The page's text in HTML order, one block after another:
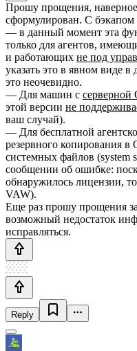
Прошу прощения,
сформулирован. С бэкапом
— в данный момент эта
только для агентов,
и работающих не под
указать это в явном виде
это неочевидно.
— Для машин с серверной
этой версии не
ваш случай).
— Для бесплатной
резервного копирования
системных файлов (system
сообщении об ошибке:
обнаружилось лицензии,
VAW).
Еще раз прошу прощения
возможный недостаток
исправляться.
Reply